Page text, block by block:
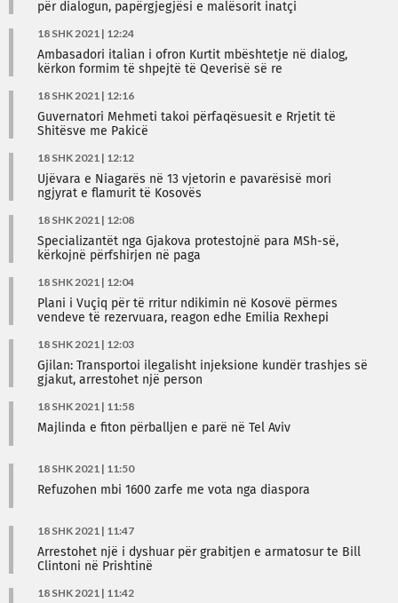
për dialogun, papërgjegjësi e malësorit inatçi
18 SHK 2021 | 12:24
Ambasadori italian i ofron Kurtit mbështetje në dialog,
kërkon formim të shpejtë të Qeverisë së re
18 SHK 2021 | 12:16
Guvernatori Mehmeti takoi përfaqësuesit e Rrjetit të
Shitësve me Pakicë
18 SHK 2021 | 12:12
Ujëvara e Niagarës në 13 vjetorin e pavarësisë mori
ngjyrat e flamurit të Kosovës
18 SHK 2021 | 12:08
Specializantët nga Gjakova protestojnë para MSh-së,
kërkojnë përfshirjen në paga
18 SHK 2021 | 12:04
Plani i Vuçiq për të rritur ndikimin në Kosovë përmes
vendeve të rezervuara, reagon edhe Emilia Rexhepi
18 SHK 2021 | 12:03
Gjilan: Transportoi ilegalisht injeksione kundër trashjes së
gjakut, arrestohet një person
18 SHK 2021 | 11:58
Majlinda e fiton përballjen e parë në Tel Aviv
18 SHK 2021 | 11:50
Refuzohen mbi 1600 zarfe me vota nga diaspora
18 SHK 2021 | 11:47
Arrestohet një i dyshuar për grabitjen e armatosur te Bill
Clintoni në Prishtinë
18 SHK 2021 | 11:42